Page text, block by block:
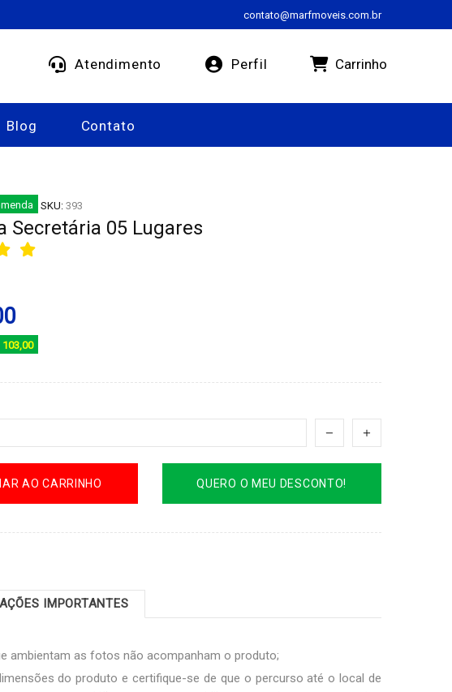
contato@marfmoveis.com.br
Atendimento Perfil Carrinho
Blog Contato
SKU: 393
Secretária 05 Lugares
103,00
AO CARRINHO QUERO O MEU DESCONTO!
IMPORTANTES
ambientam as fotos não acompanham o produto;
do produto e certifique-se de que o percurso até o local de